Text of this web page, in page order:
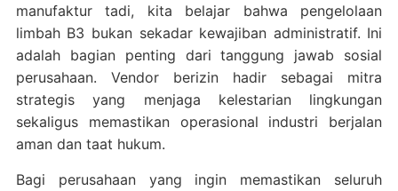
manufaktur tadi, kita belajar bahwa pengelolaan
limbah B3 bukan sekadar kewajiban administratif. Ini
adalah bagian penting dari tanggung jawab sosial
perusahaan. Vendor berizin hadir sebagai mitra
strategis yang menjaga kelestarian lingkungan
sekaligus memastikan operasional industri berjalan
aman dan taat hukum.
Bagi perusahaan yang ingin memastikan seluruh